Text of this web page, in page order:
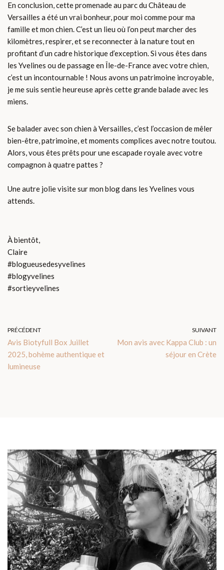
En conclusion, cette promenade au parc du Château de
Versailles a été un vrai bonheur, pour moi comme pour ma
famille et mon chien. C’est un lieu où l’on peut marcher des
kilomètres, respirer, et se reconnecter à la nature tout en
profitant d’un cadre historique d’exception. Si vous êtes dans
les Yvelines ou de passage en Île-de-France avec votre chien,
c’est un incontournable ! Nous avons un patrimoine incroyable,
je me suis sentie heureuse après cette grande balade avec les
miens.
Se balader avec son chien à Versailles, c’est l’occasion de mêler
bien-être, patrimoine, et moments complices avec notre toutou.
Alors, vous êtes prêts pour une escapade royale avec votre
compagnon à quatre pattes ?
Une autre jolie visite sur mon blog dans les Yvelines vous
attends.
À bientôt,
Claire
#blogueusedesyvelines
#blogyvelines
#sortieyvelines
PRÉCÉDENT
Avis Biotyfull Box Juillet
2025, bohème authentique et
lumineuse
SUIVANT
Mon avis avec Kappa Club : un
séjour en Crète